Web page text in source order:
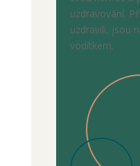
uzdravování.
uzdravili, jsou
vodítkem.